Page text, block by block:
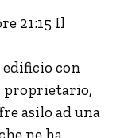
21:15 Il
edificio con
proprietario,
asilo ad una